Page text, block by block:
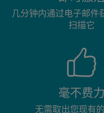
几分钟内通过电子邮件
扫描它
毫不费力
无需取出您现有